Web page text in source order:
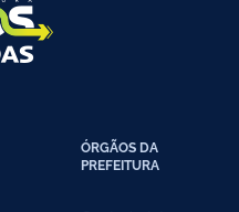
ÓRGÃOS DA
PREFEITURA